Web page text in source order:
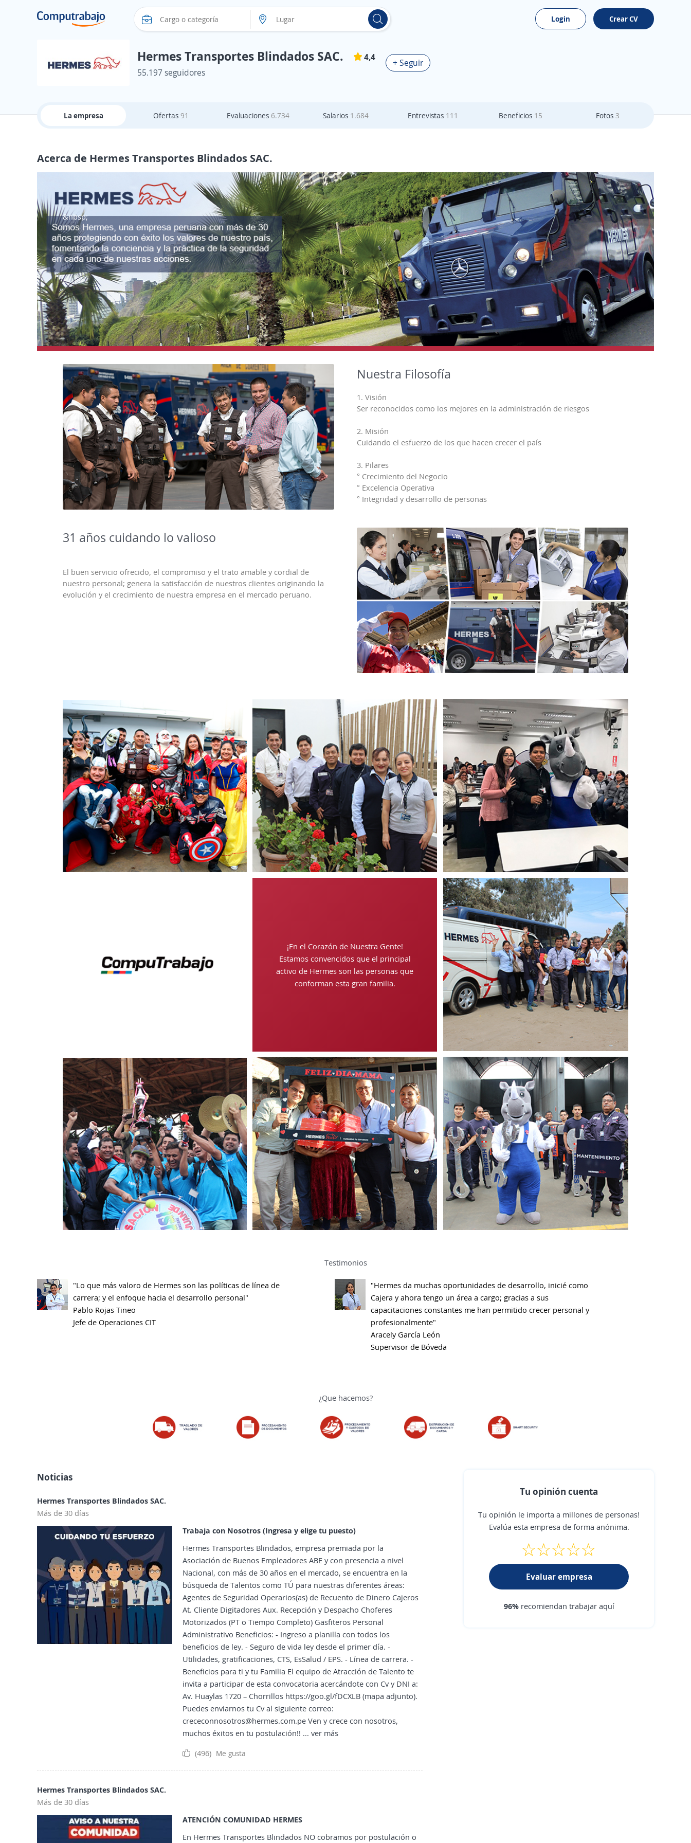
Login Crear CV
Hermes Transportes Blindados SAC.
4,4
55.197 seguidores
+ Seguir
La empresa Ofertas 91 Evaluaciones 6.734 Salarios 1.684 Entrevistas 111 Beneficios 15 Fotos 3
Acerca de Hermes Transportes Blindados SAC.
&nbsp;
Nuestra Filosofía
1. Visión
Ser reconocidos como los mejores en la administración de riesgos
2. Misión
Cuidando el esfuerzo de los que hacen crecer el país
3. Pilares
° Crecimiento del Negocio
° Excelencia Operativa
° Integridad y desarrollo de personas
31 años cuidando lo valioso
El buen servicio ofrecido, el compromiso y el trato amable y cordial de
nuestro personal; genera la satisfacción de nuestros clientes originando la
evolución y el crecimiento de nuestra empresa en el mercado peruano.
¡En el Corazón de Nuestra Gente!
Estamos convencidos que el principal
activo de Hermes son las personas que
conforman esta gran familia.
Testimonios
"Lo que más valoro de Hermes son las políticas de línea de
carrera; y el enfoque hacia el desarrollo personal"
Pablo Rojas Tineo
Jefe de Operaciones CIT
"Hermes da muchas oportunidades de desarrollo, inicié como
Cajera y ahora tengo un área a cargo; gracias a sus
capacitaciones constantes me han permitido crecer personal y
profesionalmente"
Aracely García León
Supervisor de Bóveda
¿Que hacemos?
Noticias
Hermes Transportes Blindados SAC.
Más de 30 días
Trabaja con Nosotros (Ingresa y elige tu puesto)
Hermes Transportes Blindados, empresa premiada por la
Asociación de Buenos Empleadores ABE y con presencia a nivel
Nacional, con más de 30 años en el mercado, se encuentra en la
búsqueda de Talentos como TÚ para nuestras diferentes áreas:
Agentes de Seguridad Operarios(as) de Recuento de Dinero Cajeros
At. Cliente Digitadores Aux. Recepción y Despacho Choferes
Motorizados (PT o Tiempo Completo) Gasfiteros Personal
Administrativo Beneficios: - Ingreso a planilla con todos los
beneficios de ley. - Seguro de vida ley desde el primer día. -
Utilidades, gratificaciones, CTS, EsSalud / EPS. - Línea de carrera. -
Beneficios para ti y tu Familia El equipo de Atracción de Talento te
invita a participar de esta convocatoria acercándote con Cv y DNI a:
Av. Huaylas 1720 – Chorrillos https://goo.gl/fDCXLB (mapa adjunto).
Puedes enviarnos tu Cv al siguiente correo:
crececonnosotros@hermes.com.pe Ven y crece con nosotros,
muchos éxitos en tu postulación!! ... ver más
(496) Me gusta
Hermes Transportes Blindados SAC.
Más de 30 días
ATENCIÓN COMUNIDAD HERMES
En Hermes Transportes Blindados NO cobramos por postulación o
Tu opinión cuenta
Tu opinión le importa a millones de personas!
Evalúa esta empresa de forma anónima.
Evaluar empresa
96%recomiendan trabajar aquí